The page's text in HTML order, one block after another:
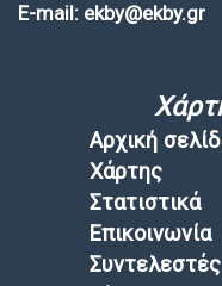
E-mail: ekby@ekby.gr
Αρχική
Χάρτης
Στατιστικά
Επικοινωνία
Συντελεστές